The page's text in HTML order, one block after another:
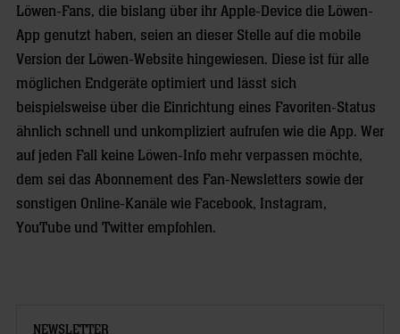
Löwen-Fans, die bislang über ihr Apple-Device die Löwen-
App genutzt haben, seien an dieser Stelle auf die mobile
Version der Löwen-Website hingewiesen. Diese ist für alle
möglichen Endgeräte optimiert und lässt sich
beispielsweise über die Einrichtung eines Favoriten-Status
ähnlich schnell und unkompliziert aufrufen wie die App. Wer
auf jeden Fall keine Löwen-Info mehr verpassen möchte,
dem sei das Abonnement des Fan-Newsletters sowie der
sonstigen Online-Kanäle wie Facebook, Instagram,
YouTube und Twitter empfohlen.
NEWSLETTER